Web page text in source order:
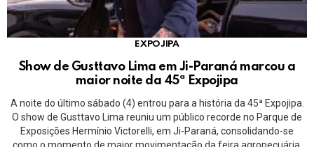
EXPOJIPA
Show de Gusttavo Lima em Ji-Paraná marcou a
maior noite da 45ª Expojipa
A noite do último sábado (4) entrou para a história da 45ª Expojipa.
O show de Gusttavo Lima reuniu um público recorde no Parque de
Exposições Hermínio Victorelli, em Ji-Paraná, consolidando-se